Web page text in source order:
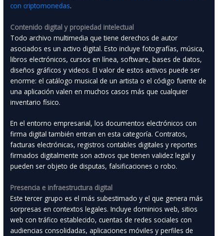
con criptomonedas.
Contenido digital y propiedad intelectual
Todo archivo multimedia que tiene derechos de autor
asociados es un activo digital. Esto incluye fotografías, música,
libros electrónicos, cursos en línea, software, bases de datos,
diseños gráficos y videos. El valor de estos activos puede ser
enorme: el catálogo musical de un artista o el código fuente de
una aplicación valen en muchos casos más que cualquier
inventario físico.
En el entorno empresarial, los documentos electrónicos con
firma digital también entran en esta categoría. Contratos,
facturas electrónicas, registros contables digitales y reportes
firmados digitalmente son activos que tienen validez legal y
pueden ser objeto de disputas, falsificaciones o robo.
Presencia e infraestructura digital
Este tercer grupo es el más subestimado y el que genera más
sorpresas en contextos legales. Incluye dominios web, sitios
web con tráfico establecido, cuentas de redes sociales con
audiencias consolidadas, aplicaciones móviles y perfiles de